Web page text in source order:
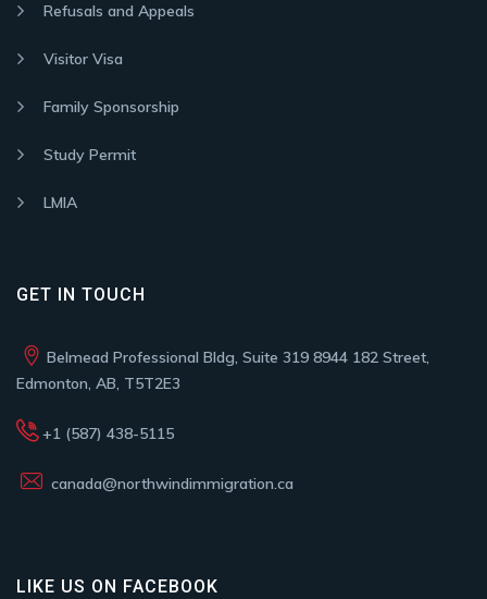
Refusals and Appeals
Visitor Visa
Family Sponsorship
Study Permit
LMIA
GET IN TOUCH
Belmead Professional Bldg, Suite 319 8944 182 Street,
Edmonton, AB, T5T2E3
+1 (587) 438-5115
canada@northwindimmigration.ca
LIKE US ON FACEBOOK